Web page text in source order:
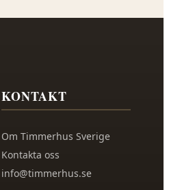
KONTAKT
Om Timmerhus Sverige
Kontakta oss
info@timmerhus.se